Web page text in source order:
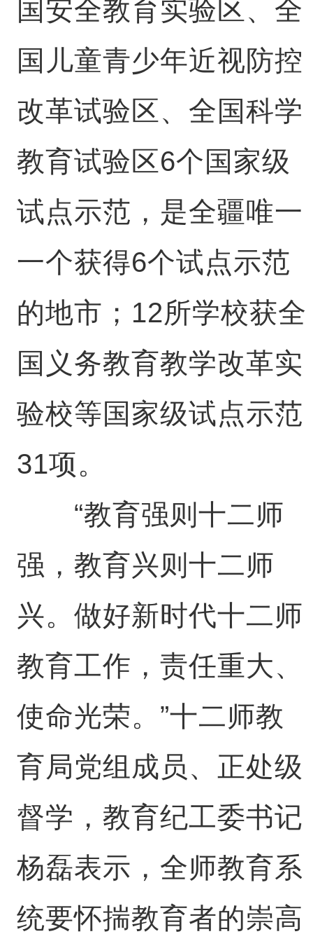
国安全教育实验区、全
国儿童青少年近视防控
改革试验区、全国科学
教育试验区6个国家级
试点示范，是全疆唯一
一个获得6个试点示范
的地市；12所学校获全
国义务教育教学改革实
验校等国家级试点示范
31项。
“教育强则十二师
强，教育兴则十二师
兴。做好新时代十二师
教育工作，责任重大、
使命光荣。”十二师教
育局党组成员、正处级
督学，教育纪工委书记
杨磊表示，全师教育系
统要怀揣教育者的崇高